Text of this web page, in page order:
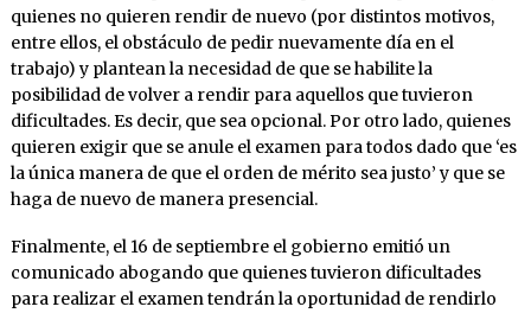
quienes no quieren rendir de nuevo (por distintos motivos,
entre ellos, el obstáculo de pedir nuevamente día en el
trabajo) y plantean la necesidad de que se habilite la
posibilidad de volver a rendir para aquellos que tuvieron
dificultades. Es decir, que sea opcional. Por otro lado, quienes
quieren exigir que se anule el examen para todos dado que ‘es
la única manera de que el orden de mérito sea justo’ y que se
haga de nuevo de manera presencial.
Finalmente, el 16 de septiembre el gobierno emitió un
comunicado abogando que quienes tuvieron dificultades
para realizar el examen tendrán la oportunidad de rendirlo